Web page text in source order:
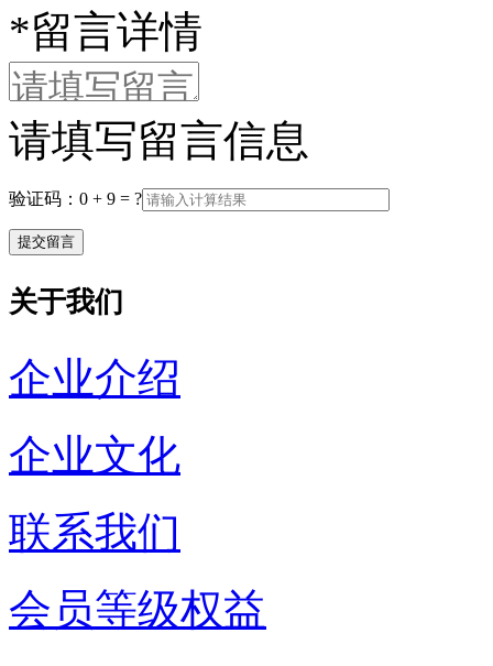
*留言详情
请填写留言信息
验证码：0 + 9 = ?
关于我们
企业介绍
企业文化
联系我们
会员等级权益